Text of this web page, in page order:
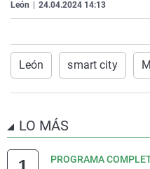
León 24.04.2024 14:13
León smart city
LO MÁS
PROGRAMA